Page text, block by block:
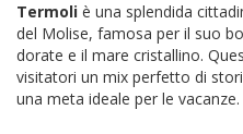
Termoli è una splendida
del Molise, famosa per il suo
dorate e il mare cristallino.
visitatori un mix perfetto di
una meta ideale per le vacanze.